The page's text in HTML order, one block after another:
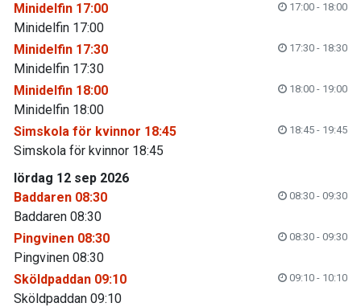
Minidelfin 17:00
17:00 - 18:00
Minidelfin 17:00
Minidelfin 17:30
17:30 - 18:30
Minidelfin 17:30
Minidelfin 18:00
18:00 - 19:00
Minidelfin 18:00
Simskola för kvinnor 18:45
18:45 - 19:45
Simskola för kvinnor 18:45
lördag 12 sep 2026
Baddaren 08:30
08:30 - 09:30
Baddaren 08:30
Pingvinen 08:30
08:30 - 09:30
Pingvinen 08:30
Sköldpaddan 09:10
09:10 - 10:10
Sköldpaddan 09:10